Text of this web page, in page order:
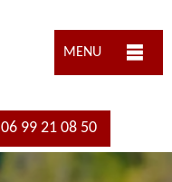
MENU
06 99 21 08 50